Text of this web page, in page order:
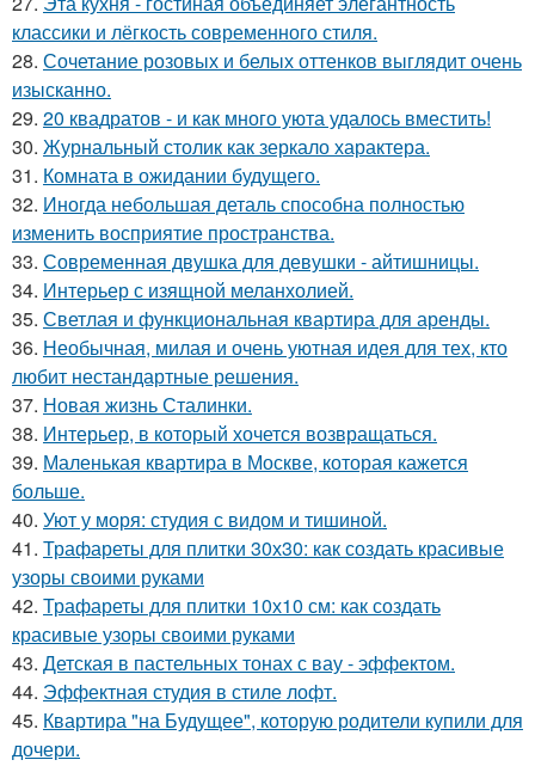
классики и лёгкость современного стиля.
28. Сочетание розовых и белых оттенков выглядит очень
изысканно.
29. 20 квадратов - и как много уюта удалось вместить!
30. Журнальный столик как зеркало характера.
31. Комната в ожидании будущего.
32. Иногда небольшая деталь способна полностью
изменить восприятие пространства.
33. Современная двушка для девушки - айтишницы.
34. Интерьер с изящной меланхолией.
35. Светлая и функциональная квартира для аренды.
36. Необычная, милая и очень уютная идея для тех, кто
любит нестандартные решения.
37. Новая жизнь Сталинки.
38. Интерьер, в который хочется возвращаться.
39. Маленькая квартира в Москве, которая кажется
больше.
40. Уют у моря: студия с видом и тишиной.
41. Трафареты для плитки 30х30: как создать красивые
узоры своими руками
42. Трафареты для плитки 10х10 см: как создать
красивые узоры своими руками
43. Детская в пастельных тонах с вау - эффектом.
44. Эффектная студия в стиле лофт.
45. Квартира "на Будущее", которую родители купили для
дочери.